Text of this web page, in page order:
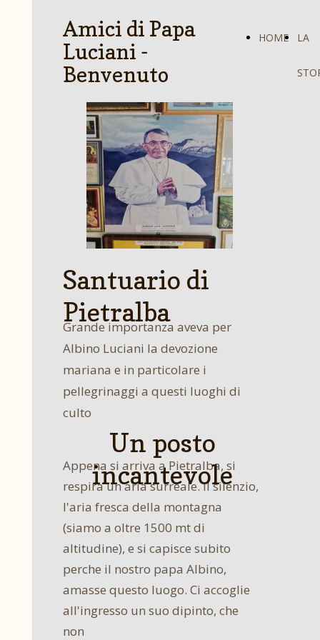
Amici di Papa
Luciani -
Benvenuto
HOME LA
Santuario di
Pietralba
Grande importanza aveva per
Albino Luciani la devozione
mariana e in particolare i
pellegrinaggi a questi luoghi di
culto
Un posto
incantevole
Appena si arriva a Pietralba, si
respira un aria surreale. Il silenzio,
l'aria fresca della montagna
(siamo a oltre 1500 mt di
altitudine), e si capisce subito
perche il nostro papa Albino,
amasse questo luogo. Ci accoglie
all'ingresso un suo dipinto, che
non